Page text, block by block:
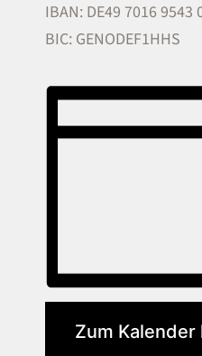
IBAN: DE49 7016 9543
BIC: GENODEF1HHS
Zum